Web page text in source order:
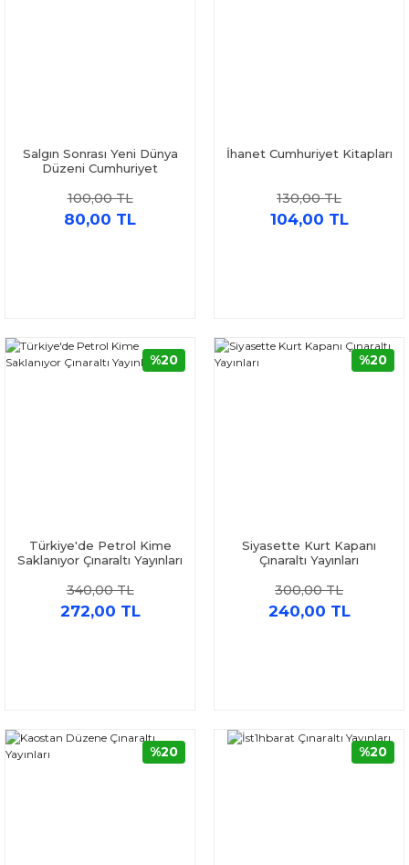
Salgın Sonrası Yeni Dünya
Düzeni Cumhuriyet
100,00 TL
80,00 TL
İhanet Cumhuriyet Kitapları
130,00 TL
104,00 TL
Türkiye'de Petrol Kime
Saklanıyor Çınaraltı Yayınları
340,00 TL
272,00 TL
%20
Siyasette Kurt Kapanı
Çınaraltı Yayınları
300,00 TL
240,00 TL
%20
%20 %20